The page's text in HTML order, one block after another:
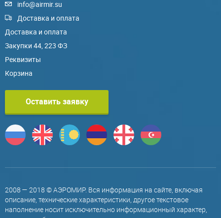
info@airmir.su
Доставка и оплата
Доставка и оплата
Закупки 44, 223 ФЗ
Реквизиты
Корзина
Оставить заявку
2008 — 2018 © АЭРОМИР. Вся информация на сайте, включая
описание, технические характеристики, другое текстовое
наполнение носит исключительно информационный характер,